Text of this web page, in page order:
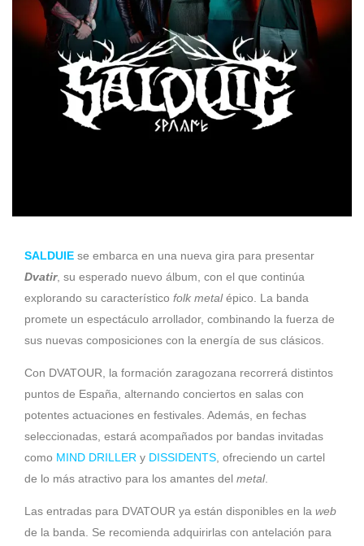
SALDUIE se embarca en una nueva gira para presentar
Dvatir, su esperado nuevo álbum, con el que continúa
explorando su característico folk metalépico. La banda
promete un espectáculo arrollador, combinando la fuerza de
sus nuevas composiciones con la energía de sus clásicos.
Con DVATOUR, la formación zaragozana recorrerá distintos
puntos de España, alternando conciertos en salas con
potentes actuaciones en festivales. Además, en fechas
seleccionadas, estará acompañados por bandas invitadas
como MIND DRILLER y DISSIDENTS , ofreciendo un cartel
de lo más atractivo para los amantes del metal.
Las entradas para DVATOUR ya están disponibles en la web
de la banda. Se recomienda adquirirlas con antelación para